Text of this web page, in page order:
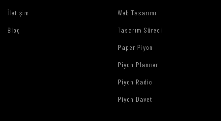
İletişim
Blog
Web Tasarımı
Tasarım Süreci
Paper Piyon
Piyon Planner
Piyon Radio
Piyon Davet